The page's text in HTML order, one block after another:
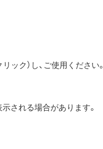
ック）し、ご使用ください。
される場合があります。